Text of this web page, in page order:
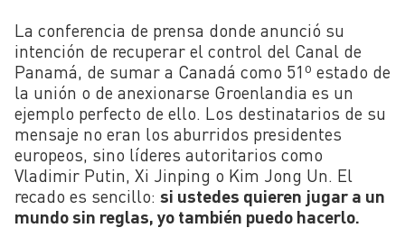
La conferencia de prensa donde anunció su
intención de recuperar el control del Canal de
Panamá, de sumar a Canadá como 51º estado de
la unión o de anexionarse Groenlandia es un
ejemplo perfecto de ello. Los destinatarios de su
mensaje no eran los aburridos presidentes
europeos, sino líderes autoritarios como
Vladimir Putin, Xi Jinping o Kim Jong Un. El
recado es sencillo: si ustedes quieren jugar a un
mundo sin reglas, yo también puedo hacerlo.